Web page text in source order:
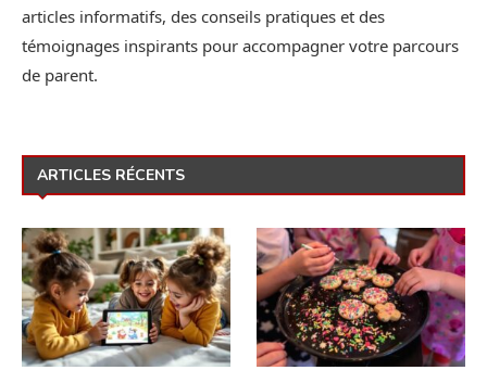
articles informatifs, des conseils pratiques et des
témoignages inspirants pour accompagner votre parcours
de parent.
ARTICLES RÉCENTS